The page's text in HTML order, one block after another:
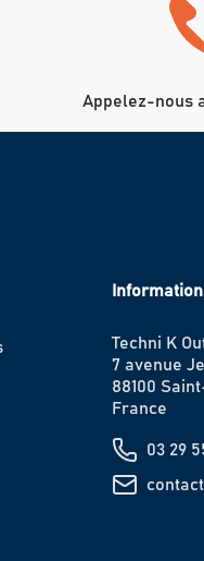
Appelez-nous
Techni K
7 avenue
88100
France
03 29